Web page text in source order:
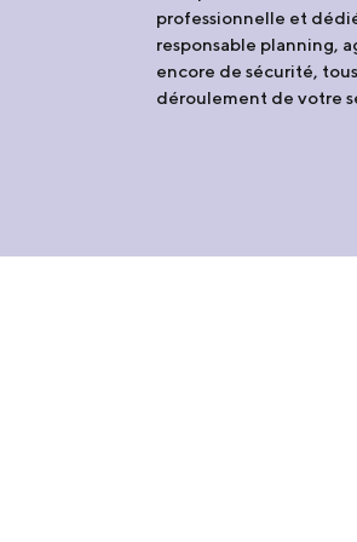
professionnelle et
responsable planning,
encore de sécurité,
déroulement de votre